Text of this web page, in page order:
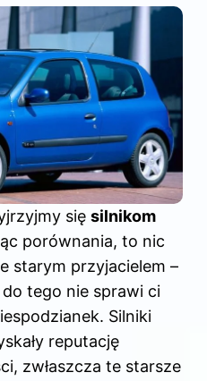
się silnikom
porównania, to nic
starym przyjacielem –
tego nie sprawi ci
Silniki
reputację
zwłaszcza te starsze